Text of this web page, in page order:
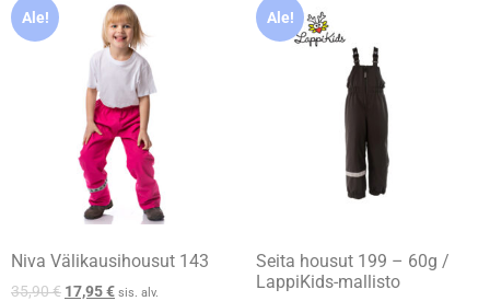
Ale!
Niva Välikausihousut 143
35,90€ 17,95€ sis. alv.
Ale!
Seita housut 199 – 60g /
LappiKids-mallisto